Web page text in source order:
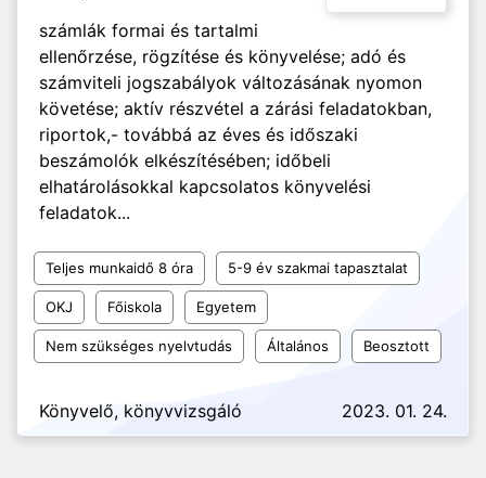
számlák formai és tartalmi
ellenőrzése, rögzítése és könyvelése; adó és
számviteli jogszabályok változásának nyomon
követése; aktív részvétel a zárási feladatokban,
riportok,- továbbá az éves és időszaki
beszámolók elkészítésében; időbeli
elhatárolásokkal kapcsolatos könyvelési
feladatok...
Teljes munkaidő 8 óra 5-9 év szakmai tapasztalat
OKJ Főiskola Egyetem
Nem szükséges nyelvtudás Általános Beosztott
Könyvelő, könyvvizsgáló 2023. 01. 24.